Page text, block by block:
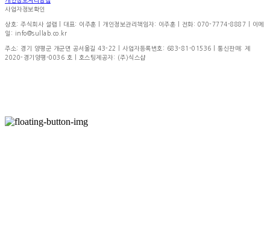
사업자정보확인
상호: 주식회사 설랩 | 대표: 이주훈 | 개인정보관리책임자: 이주훈 | 전화: 070-7774-8887 | 이메
일: info@sullab.co.kr
주소: 경기 양평군 개군면 공서울길 43-22 | 사업자등록번호: 683-81-01536 | 통신판매: 제
2020-경기양평-0036 호 | 호스팅제공자: (주)식스샵